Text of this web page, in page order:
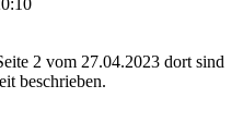
2 vom 27.04.2023 dort sind
beschrieben.